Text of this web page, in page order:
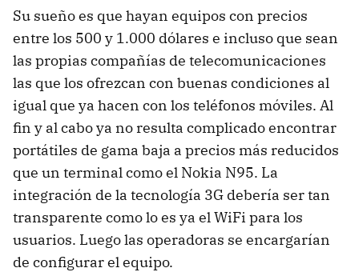
Su sueño es que hayan equipos con precios
entre los 500 y 1.000 dólares e incluso que sean
las propias compañías de telecomunicaciones
las que los ofrezcan con buenas condiciones al
igual que ya hacen con los teléfonos móviles. Al
fin y al cabo ya no resulta complicado encontrar
portátiles de gama baja a precios más reducidos
que un terminal como el Nokia N95. La
integración de la tecnología 3G debería ser tan
transparente como lo es ya el WiFi para los
usuarios. Luego las operadoras se encargarían
de configurar el equipo.